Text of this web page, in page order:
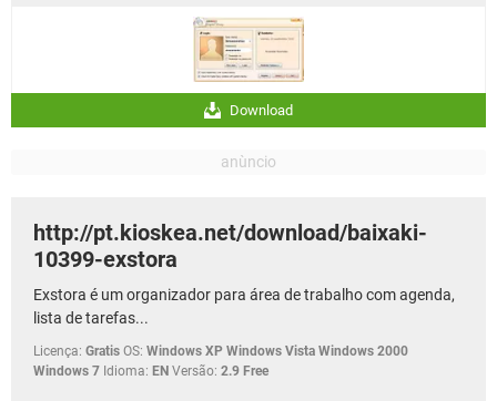
Download
http://pt.kioskea.net/download/baixaki-
10399-exstora
Exstora é um organizador para área de trabalho com agenda,
lista de tarefas...
Licença: Gratis OS: Windows XP Windows Vista Windows 2000
Windows 7 Idioma: EN Versão: 2.9 Free